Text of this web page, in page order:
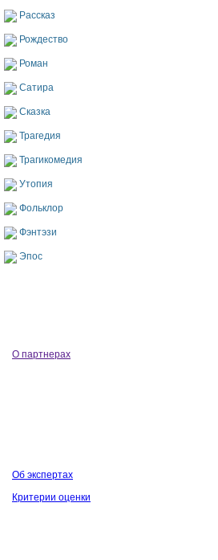
Рассказ
Рождество
Роман
Сатира
Сказка
Трагедия
Трагикомедия
Утопия
Фольклор
Фэнтэзи
Эпос
О партнерах
Об экспертах
Критерии оценки